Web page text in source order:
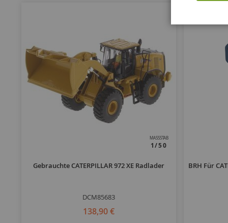
MASSSTAB
1/50
Gebrauchte CATERPILLAR 972 XE Radlader
DCM85683
138,90 €
BRH Für